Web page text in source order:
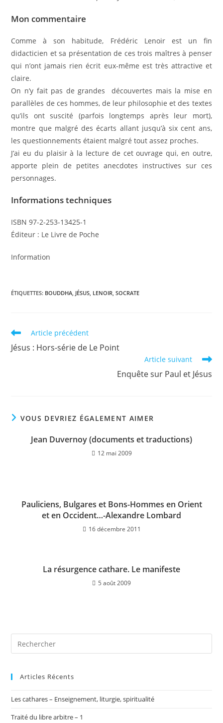
Mon commentaire
Comme à son habitude, Frédéric Lenoir est un fin
didacticien et sa présentation de ces trois maîtres à penser
qui n’ont jamais rien écrit eux-même est très attractive et
claire.
On n’y fait pas de grandes découvertes mais la mise en
parallèles de ces hommes, de leur philosophie et des textes
qu’ils ont suscité (parfois longtemps après leur mort),
montre que malgré des écarts allant jusqu’à six cent ans,
les questionnements étaient malgré tout assez proches.
J’ai eu du plaisir à la lecture de cet ouvrage qui, en outre,
apporte plein de petites anecdotes instructives sur ces
personnages.
Informations techniques
ISBN 97-2-253-13425-1
Éditeur : Le Livre de Poche
Information
ÉTIQUETTES: BOUDDHA, JÉSUS, LENOIR, SOCRATE
Read
more
articles
Article précédent
Jésus : Hors-série de Le Point
Article suivant
Enquête sur Paul et Jésus
VOUS DEVRIEZ ÉGALEMENT AIMER
Jean Duvernoy (documents et traductions)
12 mai 2009
Pauliciens, Bulgares et Bons-Hommes en Orient
et en Occident…-Alexandre Lombard
16 décembre 2011
La résurgence cathare. Le manifeste
5 août 2009
Articles Récents
Les cathares – Enseignement, liturgie, spiritualité
Traité du libre arbitre – 1